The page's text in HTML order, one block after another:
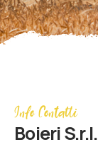
Info Contatti
Boieri S.r.l.